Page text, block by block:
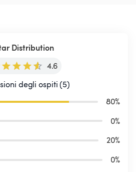
Distribution
4.6
degli ospiti (5)
80%
0%
20%
0%